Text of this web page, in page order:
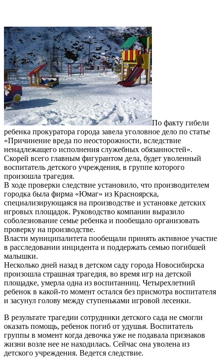
По факту гибели
ребенка прокуратора города завела уголовное дело по статье
«Причинение вреда по неосторожности, вследствие
ненадлежащего исполнения служебных обязанностей».
Скорей всего главным фигурантом дела, будет уволенный
воспитатель детского учреждения, в группе которого
произошла трагедия.
В ходе проверки следствие установило, что производителем
городка была фирма «Юмаг» из Красноярска,
специализирующаяся на производстве и установке детских
игровых площадок. Руководство компании выразило
соболезнование семье ребенка и пообещало организовать
проверку на производстве.
Власти муниципалитета пообещали принять активное участие
в расследовании инцидента и поддержать семью погибшей
малышки.
Несколько дней назад в детском саду города Новосибирска
произошла страшная трагедия, во время игр на детской
площадке, умерла одна из воспитанниц. Четырехлетний
ребенок в какой-то момент остался без присмотра воспитателя
и засунул голову между ступеньками игровой лесенки.
В результате трагедии сотрудники детского сада не смогли
оказать помощь, ребенок погиб от удушья. Воспитатель
группы в момент когда девочка уже не подавала признаков
жизни возле нее не находилась. Сейчас она уволена из
детского учреждения. Ведется следствие.